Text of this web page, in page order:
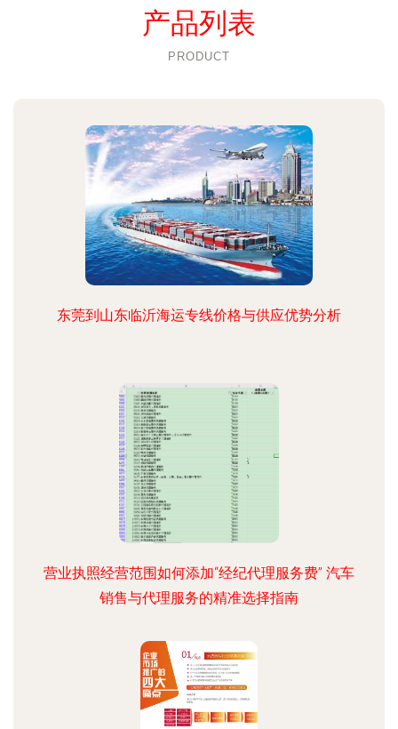
产品列表
PRODUCT
东莞到山东临沂海运专线价格与供应优势分析
营业执照经营范围如何添加“经纪代理服务费” 汽车
销售与代理服务的精准选择指南